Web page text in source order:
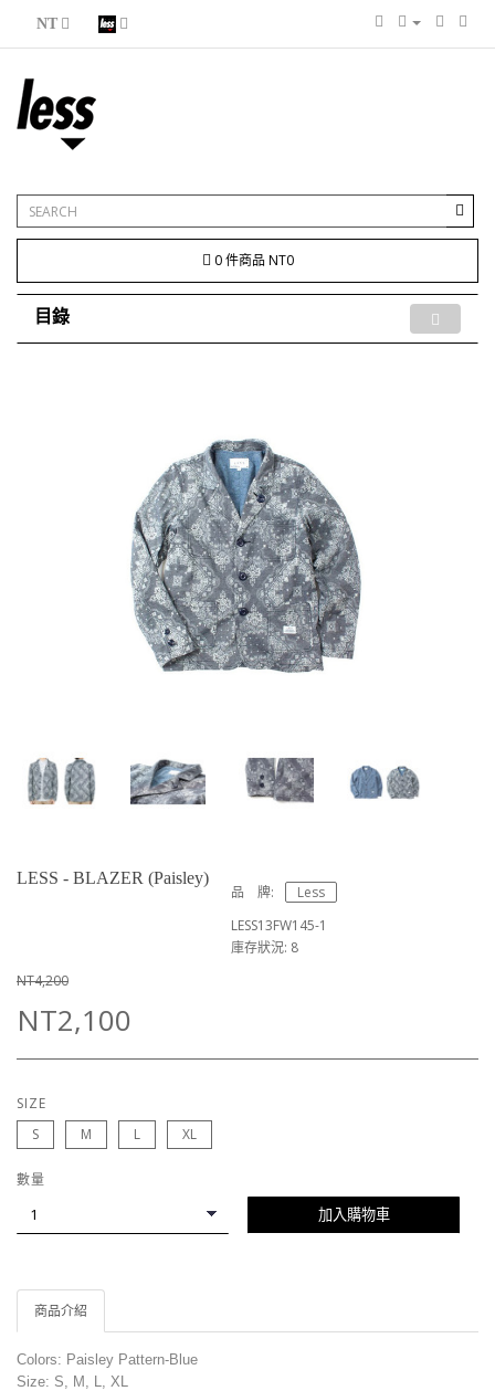
NT
0 件商品 NT0
目錄
LESS - BLAZER (Paisley)
品 牌:
Less
LESS13FW145-1
庫存狀況: 8
NT4,200
NT2,100
SIZE
S
M L XL
數量
加入購物車
商品介紹
Colors: Paisley Pattern-Blue
Size: S, M, L, XL